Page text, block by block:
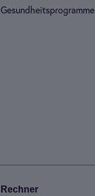
Gesund­heits­pro­gramme
Rech­ner